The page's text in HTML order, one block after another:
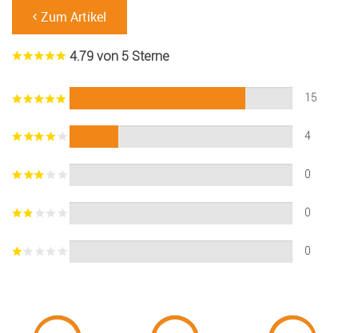
Zum Artikel
4.79 von 5 Sterne
15
4
0
0
0